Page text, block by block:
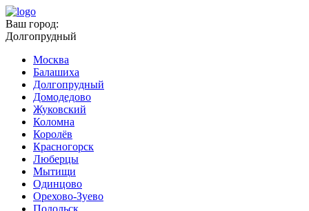
Ваш город:
Долгопрудный
Москва
Балашиха
Долгопрудный
Домодедово
Жуковский
Коломна
Королёв
Красногорск
Люберцы
Мытищи
Одинцово
Орехово-Зуево
Подольск